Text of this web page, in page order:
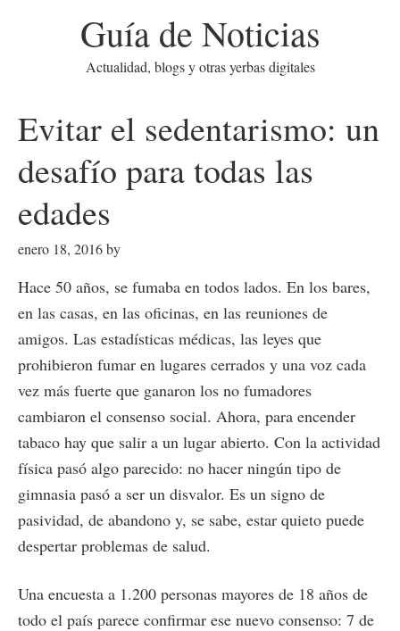
Guía de Noticias
Actualidad, blogs y otras yerbas digitales
Evitar el sedentarismo: un
desafío para todas las
edades
enero 18, 2016by
Hace 50 años, se fumaba en todos lados. En los bares,
en las casas, en las oficinas, en las reuniones de
amigos. Las estadísticas médicas, las leyes que
prohibieron fumar en lugares cerrados y una voz cada
vez más fuerte que ganaron los no fumadores
cambiaron el consenso social. Ahora, para encender
tabaco hay que salir a un lugar abierto. Con la actividad
física pasó algo parecido: no hacer ningún tipo de
gimnasia pasó a ser un disvalor. Es un signo de
pasividad, de abandono y, se sabe, estar quieto puede
despertar problemas de salud.
Una encuesta a 1.200 personas mayores de 18 años de
todo el país parece confirmar ese nuevo consenso: 7 de